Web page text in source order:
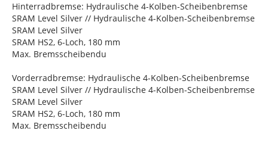
Hinterradbremse: Hydraulische 4-Kolben-Scheibenbremse
SRAM Level Silver // Hydraulische 4-Kolben-Scheibenbremse
SRAM Level Silver
SRAM HS2, 6-Loch, 180 mm
Max. Bremsscheibendu
Vorderradbremse: Hydraulische 4-Kolben-Scheibenbremse
SRAM Level Silver // Hydraulische 4-Kolben-Scheibenbremse
SRAM Level Silver
SRAM HS2, 6-Loch, 180 mm
Max. Bremsscheibendu